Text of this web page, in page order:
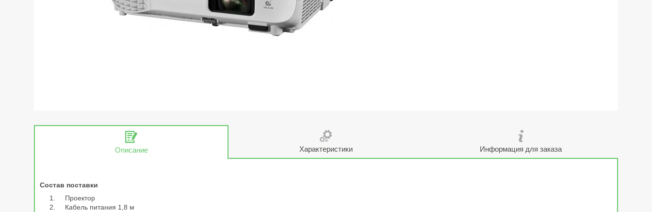
Описание Характеристики Информация для заказа
Состав поставки
Проектор
Кабель питания 1,8 м